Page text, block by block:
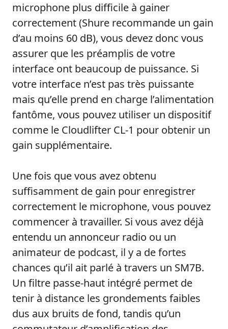
microphone plus difficile à gainer
correctement (Shure recommande un gain
d’au moins 60 dB), vous devez donc vous
assurer que les préamplis de votre
interface ont beaucoup de puissance. Si
votre interface n’est pas très puissante
mais qu’elle prend en charge l’alimentation
fantôme, vous pouvez utiliser un dispositif
comme le Cloudlifter CL-1 pour obtenir un
gain supplémentaire.
Une fois que vous avez obtenu
suffisamment de gain pour enregistrer
correctement le microphone, vous pouvez
commencer à travailler. Si vous avez déjà
entendu un annonceur radio ou un
animateur de podcast, il y a de fortes
chances qu’il ait parlé à travers un SM7B.
Un filtre passe-haut intégré permet de
tenir à distance les grondements faibles
dus aux bruits de fond, tandis qu’un